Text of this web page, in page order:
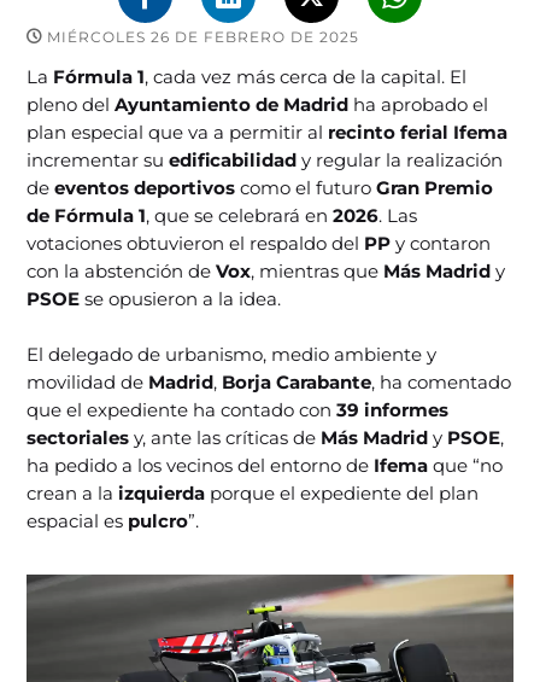
MIÉRCOLES 26 DE FEBRERO DE 2025
La Fórmula 1, cada vez más cerca de la capital. El
pleno delAyuntamiento de Madrid ha aprobado el
plan especial que va a permitir al recinto ferial Ifema
incrementar suedificabilidady regular la realización
deeventos deportivoscomo el futuroGran Premio
de Fórmula 1, que se celebrará en2026. Las
votaciones obtuvieron el respaldo del PPy contaron
con la abstención deVox, mientras que Más Madridy
PSOEse opusieron a la idea.
El delegado de urbanismo, medio ambiente y
movilidad de Madrid, Borja Carabante, ha comentado
que el expediente ha contado con39 informes
sectorialesy, ante las críticas de Más Madridy PSOE,
ha pedido a los vecinos del entorno de Ifemaque “no
crean a laizquierda porque el expediente del plan
espacial es pulcro”.